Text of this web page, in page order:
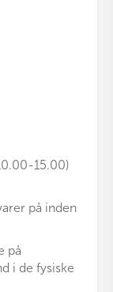
15.00)
på inden
på
i de fysiske